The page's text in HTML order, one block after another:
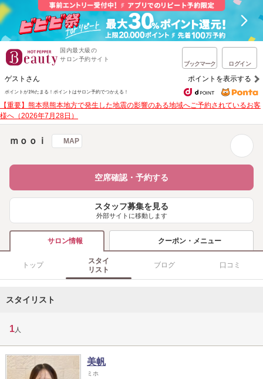
国内最大級の
サロン予約サイト
ブックマーク ログイン
ゲストさん ポイントを表示する
ポイントが1%たまる！ ポイントはサロン予約でつかえる！
【重要】熊本県熊本地方で発生した地震の影響のある地域へご予約されているお客
様へ（2026年7月28日）
ｍｏｏｉ MAP
空席確認・予約する
スタッフ募集を見る
外部サイトに移動します
サロン情報 クーポン・メニュー
トップ
スタイ
リスト
ブログ 口コミ
スタイリスト
1 人
美帆
ミホ